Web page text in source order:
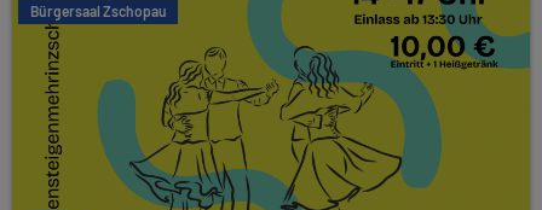
Bürgersaal Zschopau